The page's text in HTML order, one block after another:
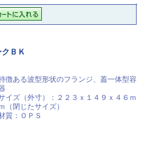
ＢＫ
徴ある波型形状のフランジ、 蓋一体型容
イズ（外寸）：２２３ｘ１４９ｘ４６ｍ
ｍ（閉じたサイズ）
質：ＯＰＳ